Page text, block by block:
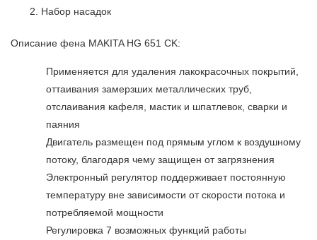
Набор насадок
Описание фена MAKITA HG 651 CK:
Применяется для удаления лакокрасочных покрытий,
оттаивания замерзших металлических труб,
отслаивания кафеля, мастик и шпатлевок, сварки и
паяния
Двигатель размещен под прямым углом к воздушному
потоку, благодаря чему защищен от загрязнения
Электронный регулятор поддерживает постоянную
температуру вне зависимости от скорости потока и
потребляемой мощности
Регулировка 7 возможных функций работы